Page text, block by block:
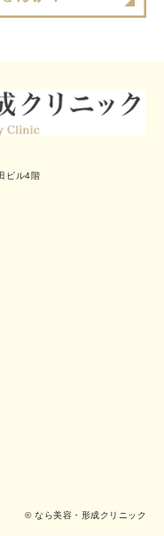
ビル4階
© なら美容・形成クリニック